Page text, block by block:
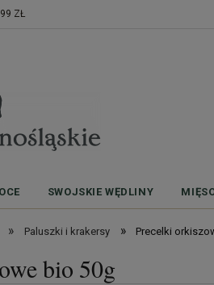
ZŁ
SWOJSKIE WĘDLINY
» Paluszki i krakersy » Precelki
bio 50g